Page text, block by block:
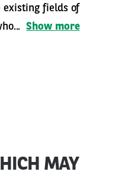
existing fields of
Show more
MAY